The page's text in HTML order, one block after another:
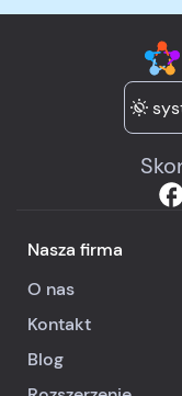
Nasza firma
O nas
Kontakt
Blog